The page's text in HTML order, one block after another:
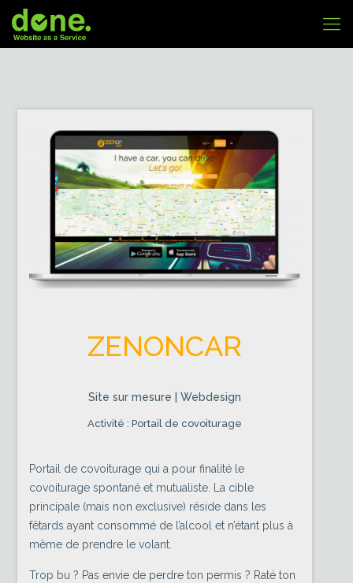
ZENONCAR
Site sur mesure | Webdesign
Activité : Portail de covoiturage
Portail de covoiturage qui a pour finalité le
covoiturage spontané et mutualiste. La cible
principale (mais non exclusive) réside dans les
fêtards ayant consommé de l’alcool et n’étant plus à
même de prendre le volant.
Trop bu ? Pas envie de perdre ton permis ? Raté ton